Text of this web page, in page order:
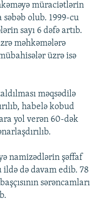
müraciətlərin
səbəb olub. 1999-cu
sayı 6 dəfə artıb.
məhkəmələrə
üzrə isə
məqsədilə
habelə kobud
yol verən 60-dək
namizədlərin şəffaf
də davam edib. 78
sərəncamları